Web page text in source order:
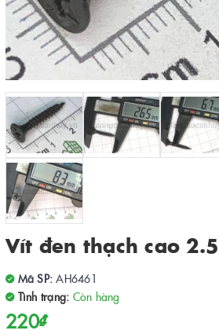
Vít đen thạch cao
Mã SP: AH6461
Tình trạng: Còn hàng
220₫